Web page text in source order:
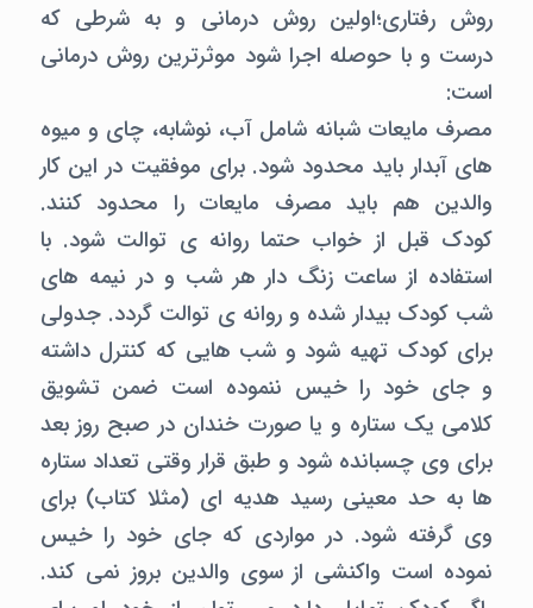
روش رفتاری؛اولین روش درمانی و به شرطی که
درست و با حوصله اجرا شود موثرترین روش درمانی
است:
مصرف مایعات شبانه شامل آب، نوشابه، چای و میوه
های آبدار باید محدود شود. برای موفقیت در این کار
والدین هم باید مصرف مایعات را محدود کنند.
کودک قبل از خواب حتما روانه ی توالت شود. با
استفاده از ساعت زنگ دار هر شب و در نیمه های
شب کودک بیدار شده و روانه ی توالت گردد. جدولی
برای کودک تهیه شود و شب هایی که کنترل داشته
و جای خود را خیس ننموده است ضمن تشویق
کلامی یک ستاره و یا صورت خندان در صبح روز بعد
برای وی چسبانده شود و طبق قرار وقتی تعداد ستاره
ها به حد معینی رسید هدیه ای (مثلا کتاب) برای
وی گرفته شود. در مواردی که جای خود را خیس
نموده است واکنشی از سوی والدین بروز نمی کند.